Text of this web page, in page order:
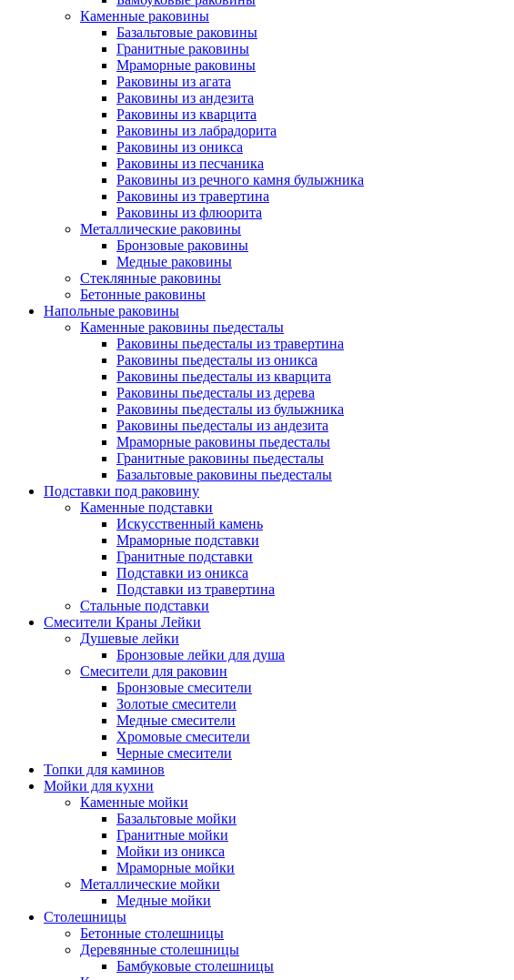
Каменные раковины
Базальтовые раковины
Гранитные раковины
Мраморные раковины
Раковины из агата
Раковины из андезита
Раковины из кварцита
Раковины из лабрадорита
Раковины из оникса
Раковины из песчаника
Раковины из речного камня булыжника
Раковины из травертина
Раковины из флюорита
Металлические раковины
Бронзовые раковины
Медные раковины
Стеклянные раковины
Бетонные раковины
Напольные раковины
Каменные раковины пьедесталы
Раковины пьедесталы из травертина
Раковины пьедесталы из оникса
Раковины пьедесталы из кварцита
Раковины пьедесталы из дерева
Раковины пьедесталы из булыжника
Раковины пьедесталы из андезита
Мраморные раковины пьедесталы
Гранитные раковины пьедесталы
Базальтовые раковины пьедесталы
Подставки под раковину
Каменные подставки
Искусственный камень
Мраморные подставки
Гранитные подставки
Подставки из оникса
Подставки из травертина
Стальные подставки
Смесители Краны Лейки
Душевые лейки
Бронзовые лейки для душа
Смесители для раковин
Бронзовые смесители
Золотые смесители
Медные смесители
Хромовые смесители
Черные смесители
Топки для каминов
Мойки для кухни
Каменные мойки
Базальтовые мойки
Гранитные мойки
Мойки из оникса
Мраморные мойки
Металлические мойки
Медные мойки
Столешницы
Бетонные столешницы
Деревянные столешницы
Бамбуковые столешницы